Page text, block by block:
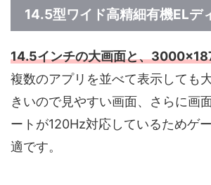
14.5型ワイド高精細有機ELデ
14.5インチの大画面と、
複数のアプリを並べて表示しても
きいので見やすい画面、さらに画
ートが120Hz対応しているためゲ
適です。